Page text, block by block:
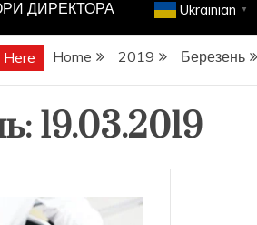
ДИРЕКТОРА Ukrainian ▼
Here Home 2019 Березень
19.03.2019